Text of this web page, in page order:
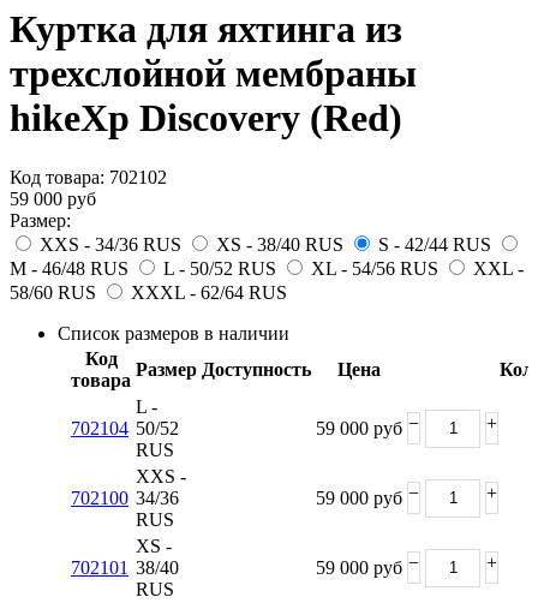
Куртка для яхтинга из
трехслойной мембраны
hikeXp Discovery (Red)
Код товара: 702102
59 000 руб
Размер:
XXS - 34/36 RUS
XS - 38/40 RUS
S - 42/44 RUS
M - 46/48 RUS
L - 50/52 RUS XL - 54/56 RUS
XXL -
58/60 RUS
XXXL - 62/64 RUS
Список размеров в наличии
Код
товара
Размер Доступность Цена
702104
L -
50/52
RUS
59 000 руб − +
702100
XXS -
34/36
RUS
59 000 руб − +
702101
XS -
38/40
RUS
59 000 руб − +